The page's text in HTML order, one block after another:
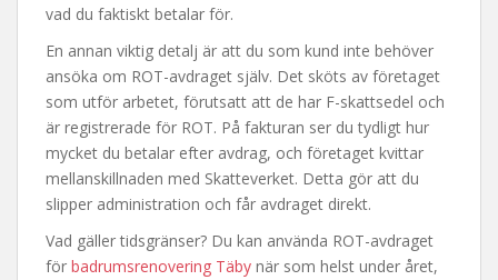
vad du faktiskt betalar för.
En annan viktig detalj är att du som kund inte behöver
ansöka om ROT-avdraget själv. Det sköts av företaget
som utför arbetet, förutsatt att de har F-skattsedel och
är registrerade för ROT. På fakturan ser du tydligt hur
mycket du betalar efter avdrag, och företaget kvittar
mellanskillnaden med Skatteverket. Detta gör att du
slipper administration och får avdraget direkt.
Vad gäller tidsgränser? Du kan använda ROT-avdraget
för badrumsrenovering Täby när som helst under året,